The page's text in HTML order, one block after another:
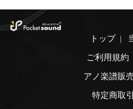
トップ
ご利用規約
アノ楽譜販
特定商取